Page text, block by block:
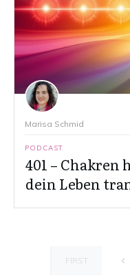
Marisa Schmid
PODCAST
401 –
dein Leben
FIRST